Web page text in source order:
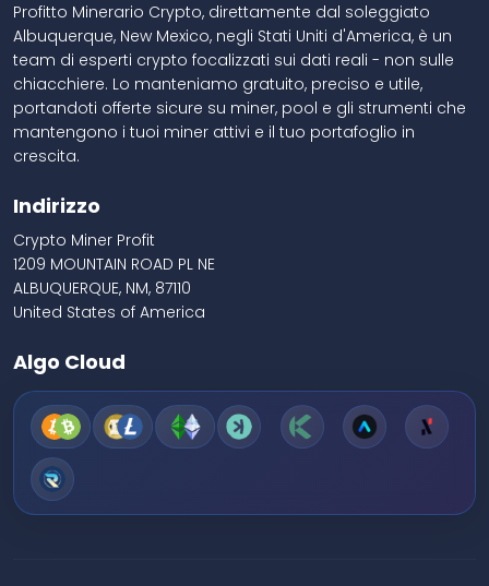
Profitto Minerario Crypto, direttamente dal soleggiato
Albuquerque, New Mexico, negli Stati Uniti d'America, è un
team di esperti crypto focalizzati sui dati reali - non sulle
chiacchiere. Lo manteniamo gratuito, preciso e utile,
portandoti offerte sicure su miner, pool e gli strumenti che
mantengono i tuoi miner attivi e il tuo portafoglio in
crescita.
Indirizzo
Crypto Miner Profit
1209 MOUNTAIN ROAD PL NE
ALBUQUERQUE, NM, 87110
United States of America
Algo Cloud